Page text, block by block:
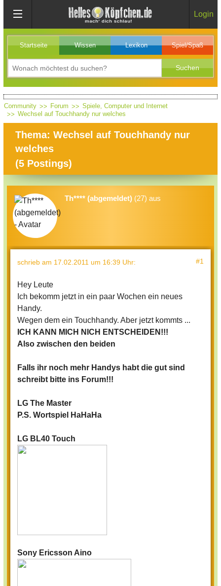
Login
Startseite Wissen Lexikon Spiel/Spaß
Community Forum
Spiele, Computer und Internet
Wechsel auf Touchhandy nur welches
Thema: Wechsel auf Touchhandy nur
welches
(5 Postings)
Th**** (abgemeldet) (27) aus
schrieb am 17.02.2011 um 16:39 Uhr: #1
Hey Leute
Ich bekomm jetzt in ein paar Wochen ein neues
Handy.
Wegen dem ein Touchhandy. Aber jetzt kommts ...
ICH KANN MICH NICH ENTSCHEIDEN!!!
Also zwischen den beiden
Falls ihr noch mehr Handys habt die gut sind
schreibt bitte ins Forum!!!
LG The Master
P.S. Wortspiel HaHaHa
LG BL40 Touch
Sony Ericsson Aino